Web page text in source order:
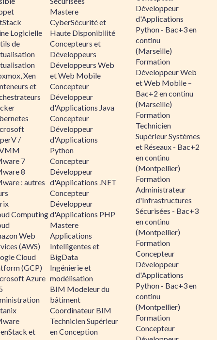
Logicielle
de
Xen
et
/
7
8
: autres
Computing
Web
(AWS)
Cloud
(GCP)
Azure
et
Mastere
CyberSécurité et
Haute Disponibilité
Concepteurs et
Développeurs
Développeurs Web
et Web Mobile
Concepteur
Développeur
d'Applications Java
Concepteur
Développeur
d'Applications
Python
Concepteur
Développeur
d'Applications .NET
Concepteur
Développeur
d'Applications PHP
Mastere
Applications
Intelligentes et
BigData
Ingénierie et
modélisation
BIM Modeleur du
bâtiment
Coordinateur BIM
Technicien Supérieur
en Conception
Développeur
d'Applications
Python - Bac+3 en
continu
(Marseille)
Formation
Développeur Web
et Web Mobile –
Bac+2 en continu
(Marseille)
Formation
Technicien
Supérieur Systèmes
et Réseaux - Bac+2
en continu
(Montpellier)
Formation
Administrateur
d'Infrastructures
Sécurisées - Bac+3
en continu
(Montpellier)
Formation
Concepteur
Développeur
d'Applications
Python - Bac+3 en
continu
(Montpellier)
Formation
Concepteur